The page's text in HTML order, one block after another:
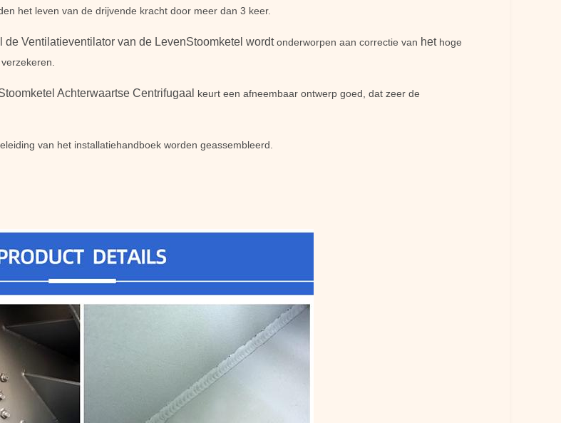
het leven van de drijvende kracht door meer dan 3 keer.
Ventilatieventilator van de LevenStoomketel wordtonderworpen aan correctie van het hoge
Achterwaartse Centrifugaal keurt een afneembaar ontwerp goed, dat zeer de
van het installatiehandboek worden geassembleerd.